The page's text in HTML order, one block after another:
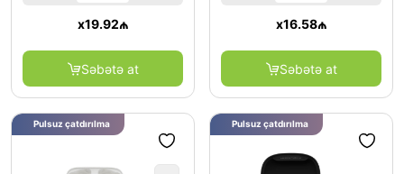
x19.92₼
Səbətə at
x16.58₼
Səbətə at
Pulsuz çatdırılma Pulsuz çatdırılma